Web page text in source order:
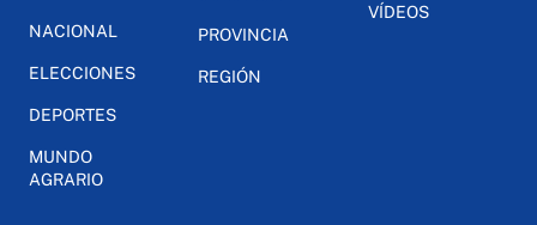
NACIONAL
ELECCIONES
DEPORTES
MUNDO
AGRARIO
PROVINCIA
REGIÓN
VÍDEOS